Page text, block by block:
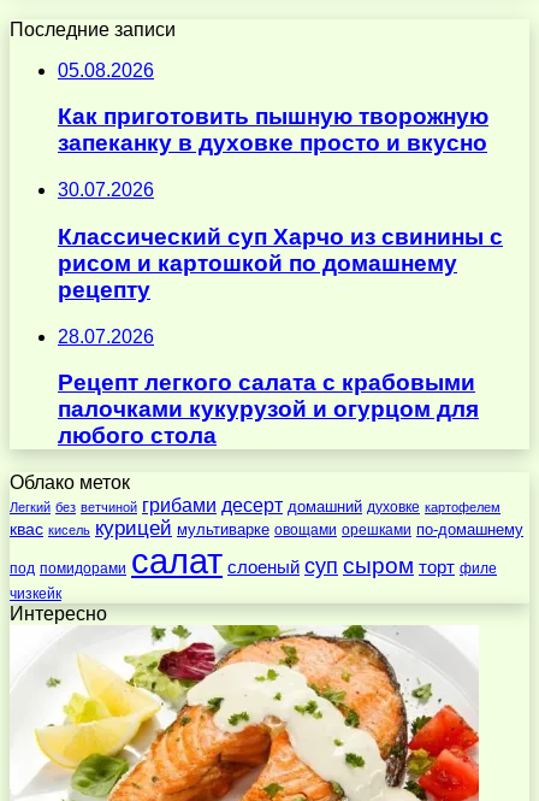
Последние записи
05.08.2026
Как приготовить пышную творожную
запеканку в духовке просто и вкусно
30.07.2026
Классический суп Харчо из свинины с
рисом и картошкой по домашнему
рецепту
28.07.2026
Рецепт легкого салата с крабовыми
палочками кукурузой и огурцом для
любого стола
Облако меток
Легкий без ветчиной грибами десерт домашний духовке картофелем
квас кисель курицей мультиварке овощами орешками по-домашнему
под помидорами салат слоеный суп сыром торт филе
чизкейк
Интересно